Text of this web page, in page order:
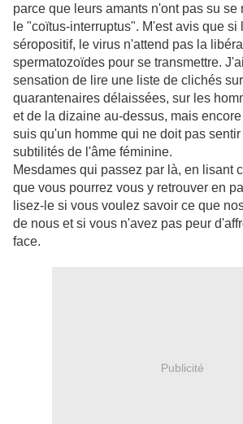
parce que leurs amants n'ont pas su se
le "coïtus-interruptus". M'est avis que si
séropositif, le virus n'attend pas la
spermatozoïdes pour se transmettre.
sensation de lire une liste de clichés
quarantenaires délaissées, sur les
et de la dizaine au-dessus, mais
suis qu'un homme qui ne doit pas
subtilités de l'âme féminine.
Mesdames qui passez par là, en lisant
que vous pourrez vous y retrouver en
lisez-le si vous voulez savoir ce que
de nous et si vous n'avez pas peur
face.
Publicité